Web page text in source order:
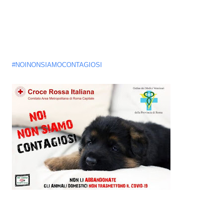
#NOINONSIAMOCONTAGIOSI